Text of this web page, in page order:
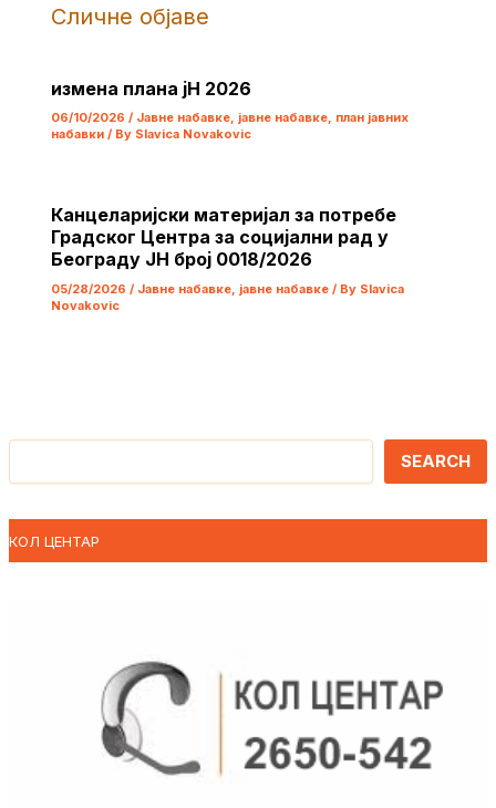
Сличне објаве
измена плана јН 2026
06/10/2026 / Јавне набавке, јавне набавке, план јавних
набавки/ By Slavica Novakovic
Канцеларијски материјал за потребе
Градског Центра за социјални рад у
Београду ЈН број 0018/2026
05/28/2026 / Јавне набавке, јавне набавке/ By Slavica
Novakovic
Претрага
SEARCH
КОЛ ЦЕНТАР